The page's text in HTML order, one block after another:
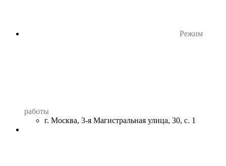
Режим
работы
г. Москва, 3-я Магистральная улица, 30, с. 1